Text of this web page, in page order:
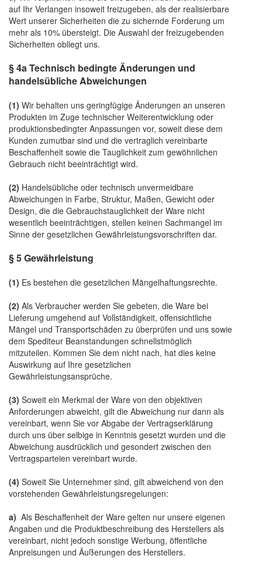
auf Ihr Verlangen insoweit freizugeben, als der realisierbare
Wert unserer Sicherheiten die zu sichernde Forderung um
mehr als 10% übersteigt. Die Auswahl der freizugebenden
Sicherheiten obliegt uns.
§ 4a Technisch bedingte Änderungen und
handelsübliche Abweichungen
(1) Wir behalten uns geringfügige Änderungen an unseren
Produkten im Zuge technischer Weiterentwicklung oder
produktionsbedingter Anpassungen vor, soweit diese dem
Kunden zumutbar sind und die vertraglich vereinbarte
Beschaffenheit sowie die Tauglichkeit zum gewöhnlichen
Gebrauch nicht beeinträchtigt wird.
(2) Handelsübliche oder technisch unvermeidbare
Abweichungen in Farbe, Struktur, Maßen, Gewicht oder
Design, die die Gebrauchstauglichkeit der Ware nicht
wesentlich beeinträchtigen, stellen keinen Sachmangel im
Sinne der gesetzlichen Gewährleistungsvorschriften dar.
§ 5 Gewährleistung
(1) Es bestehen die gesetzlichen Mängelhaftungsrechte.
(2) Als Verbraucher werden Sie gebeten, die Ware bei
Lieferung umgehend auf Vollständigkeit, offensichtliche
Mängel und Transportschäden zu überprüfen und uns sowie
dem Spediteur Beanstandungen schnellstmöglich
mitzuteilen. Kommen Sie dem nicht nach, hat dies keine
Auswirkung auf Ihre gesetzlichen
Gewährleistungsansprüche.
(3) Soweit ein Merkmal der Ware von den objektiven
Anforderungen abweicht, gilt die Abweichung nur dann als
vereinbart, wenn Sie vor Abgabe der Vertragserklärung
durch uns über selbige in Kenntnis gesetzt wurden und die
Abweichung ausdrücklich und gesondert zwischen den
Vertragsparteien vereinbart wurde.
(4) Soweit Sie Unternehmer sind, gilt abweichend von den
vorstehenden Gewährleistungsregelungen:
a) Als Beschaffenheit der Ware gelten nur unsere eigenen
Angaben und die Produktbeschreibung des Herstellers als
vereinbart, nicht jedoch sonstige Werbung, öffentliche
Anpreisungen und Äußerungen des Herstellers.